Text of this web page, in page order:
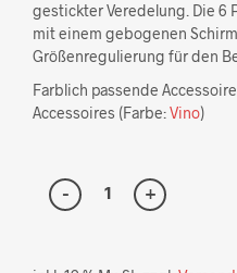
gestickter Veredelung. Die 6
mit einem gebogenen
Größenregulierung für den
Farblich passende
Accessoires (Farbe:Vino)